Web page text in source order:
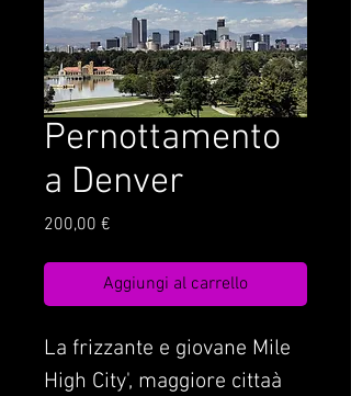
Pernottamento
a Denver
200,00 €
Aggiungi al carrello
La frizzante e giovane Mile
High City', maggiore cittaà